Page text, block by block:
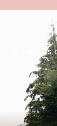
: 8 raisons